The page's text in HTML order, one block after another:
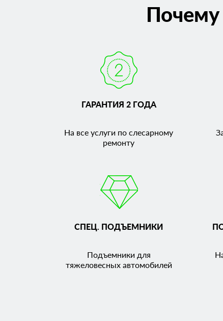
Почему
ГАРАНТИЯ 2 ГОДА
На все услуги по слесарному
ремонту
СПЕЦ. ПОДЪЕМНИКИ
Подъемники для
тяжеловесных автомобилей